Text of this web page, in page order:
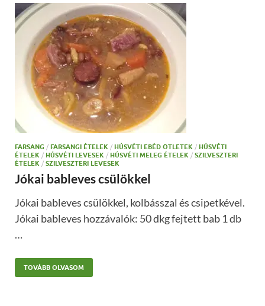
FARSANG / FARSANGI ÉTELEK / HÚSVÉTI EBÉD ÖTLETEK / HÚSVÉTI
ÉTELEK / HÚSVÉTI LEVESEK / HÚSVÉTI MELEG ÉTELEK / SZILVESZTERI
ÉTELEK / SZILVESZTERI LEVESEK
Jókai bableves csülökkel
Jókai bableves csülökkel, kolbásszal és csipetkével.
Jókai bableves hozzávalók: 50 dkg fejtett bab 1 db
…
TOVÁBB OLVASOM